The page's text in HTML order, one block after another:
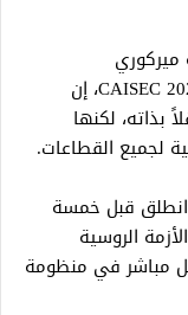
كوميونيكيشنز، المنظمة لمؤتمر ومعرض CAISEC 2026، إن
بذاته، لكنها
لجميع القطاعات.
وأضاف أن مؤتمر الأمن السيبراني CAISEC انطلق قبل خمسة
مع الأزمة الروسية
مباشر في منظومة